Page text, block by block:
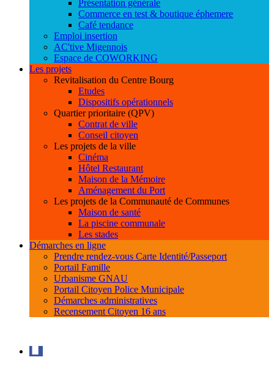
Présentation générale
Commerce en test & boutique éphemere
Café tendance
Emploi insertion
AC'tive Migennois
Espace de COWORKING
Les projets
Revitalisation du Centre Bourg
Etudes
Dispositifs opérationnels
Quartier prioritaire (QPV)
Contrat de ville
Conseil citoyen
Les projets de la ville
Cinéma
Hôtel Restaurant
Maison de la Mémoire
Aménagement du Port
Les projets de la Communauté de Communes
Maison de santé
La piscine communale
Les stades
Démarches en ligne
Prendre rendez-vous Carte Identité/Passeport
Portail Famille
Urbanisme GNAU
Portail Citoyen Police Municipale
Démarches administratives
Recensement Citoyen 16 ans